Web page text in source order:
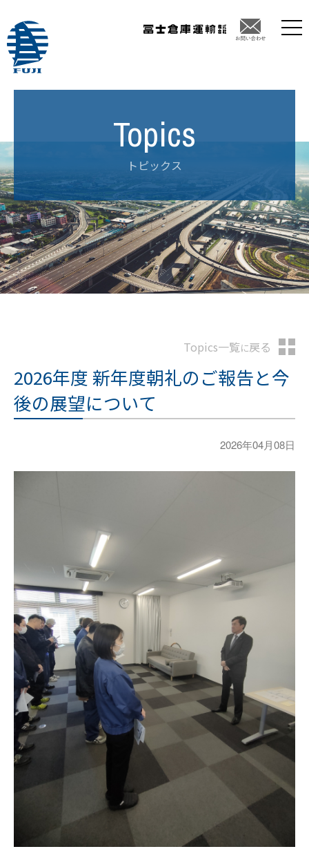
トピックス
2026年度 新年度朝礼のご報告と今
後の展望について
2026年04月08日
Topics一覧に戻る